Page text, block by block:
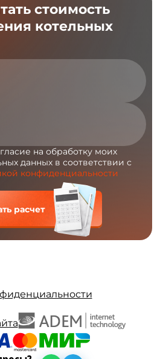
стоимость
котельных
на обработку моих
данных в соответствии с
конфиденциальности
расчет